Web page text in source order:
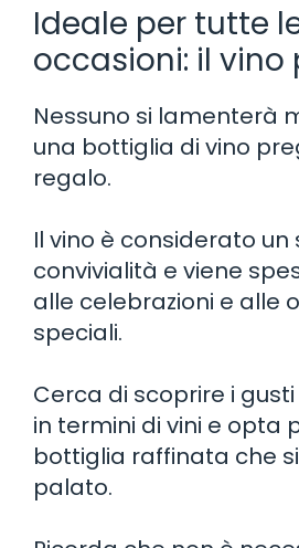
Ideale per tutte
occasioni: il vino
Nessuno si lamenterà
una bottiglia di vino
regalo.
Il vino è considerato un
convivialità e viene
alle celebrazioni e alle
speciali.
Cerca di scoprire i
in termini di vini e opta
bottiglia raffinata che
palato.